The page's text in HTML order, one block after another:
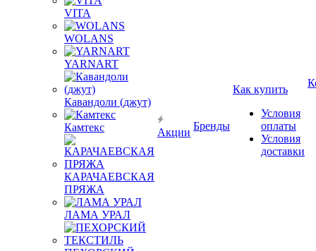
VITA
WOLANS
YARNART
Кавандоли (джут)
Камтекс
КАРАЧАЕВСКАЯ
ПРЯЖА
ЛАМА УРАЛ
Акции
Бренды
Как купить
Условия
оплаты
Условия
доставки